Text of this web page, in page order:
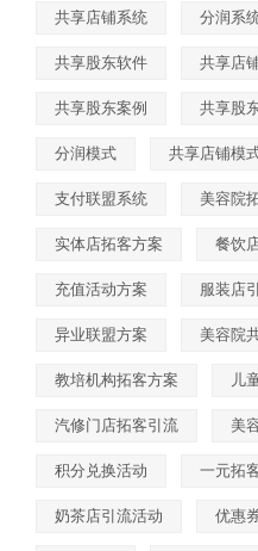
共享店铺系统 分润系
共享股东软件 共享店
共享股东案例 共享股
分润模式 共享店铺模
支付联盟系统 美容院
实体店拓客方案 餐饮
充值活动方案 服装店
异业联盟方案 美容院
教培机构拓客方案 儿
汽修门店拓客引流 美
积分兑换活动 一元拓
奶茶店引流活动 优惠